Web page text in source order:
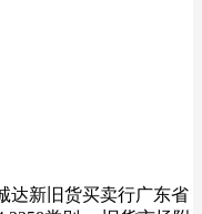
达新旧货买卖行广东省